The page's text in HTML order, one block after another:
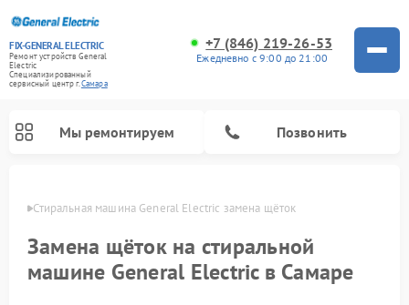
FIX-GENERAL ELECTRIC
Ремонт устройств General
Electric
Специализированный
cервисный центр г.Самара
+7 (846) 219-26-53
Ежедневно с 9:00 до 21:00
Мы ремонтируем Позвонить
Стиральная машина General Electric замена щёток
Замена щёток на стиральной
машине General Electric в Самаре